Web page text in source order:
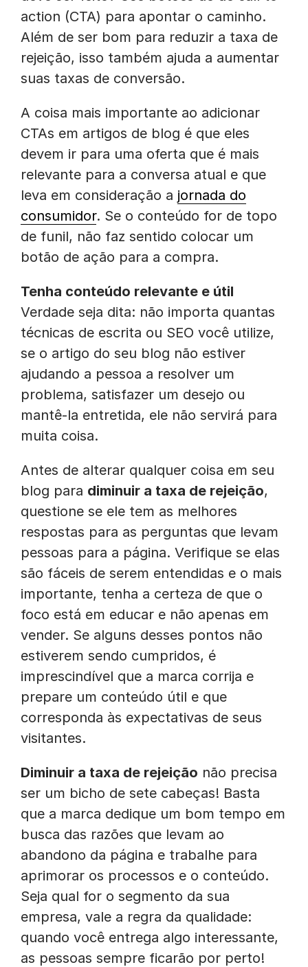
action (CTA) para apontar o caminho.
Além de ser bom para reduzir a taxa de
rejeição, isso também ajuda a aumentar
suas taxas de conversão.
A coisa mais importante ao adicionar
CTAs em artigos de blog é que eles
devem ir para uma oferta que é mais
relevante para a conversa atual e que
leva em consideração a jornada do
consumidor. Se o conteúdo for de topo
de funil, não faz sentido colocar um
botão de ação para a compra.
Tenha conteúdo relevante e útil
Verdade seja dita: não importa quantas
técnicas de escrita ou SEO você utilize,
se o artigo do seu blog não estiver
ajudando a pessoa a resolver um
problema, satisfazer um desejo ou
mantê-la entretida, ele não servirá para
muita coisa.
Antes de alterar qualquer coisa em seu
blog para diminuir a taxa de rejeição,
questione se ele tem as melhores
respostas para as perguntas que levam
pessoas para a página. Verifique se elas
são fáceis de serem entendidas e o mais
importante, tenha a certeza de que o
foco está em educar e não apenas em
vender. Se alguns desses pontos não
estiverem sendo cumpridos, é
imprescindível que a marca corrija e
prepare um conteúdo útil e que
corresponda às expectativas de seus
visitantes.
Diminuir a taxa de rejeição não precisa
ser um bicho de sete cabeças! Basta
que a marca dedique um bom tempo em
busca das razões que levam ao
abandono da página e trabalhe para
aprimorar os processos e o conteúdo.
Seja qual for o segmento da sua
empresa, vale a regra da qualidade:
quando você entrega algo interessante,
as pessoas sempre ficarão por perto!